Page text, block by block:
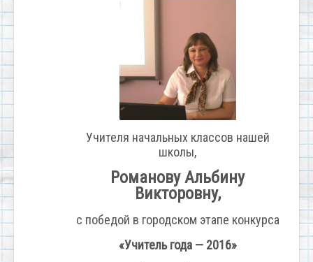
Учителя начальных классов нашей
школы,
Романову Альбину
Викторовну,
с победой в городском этапе конкурса
«Учитель года — 2016»